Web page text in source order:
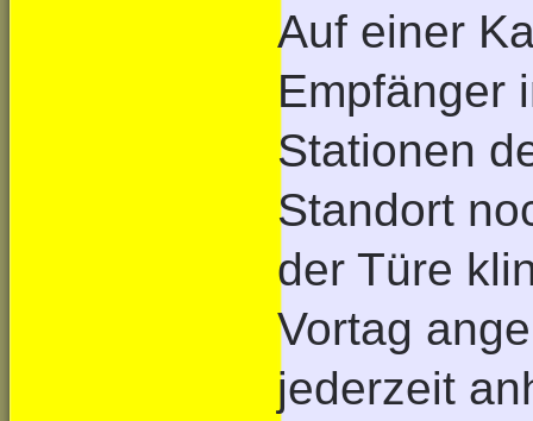
Auf einer
Empfänger
Stationen
Standort
der Türe
Vortag
jederzeit